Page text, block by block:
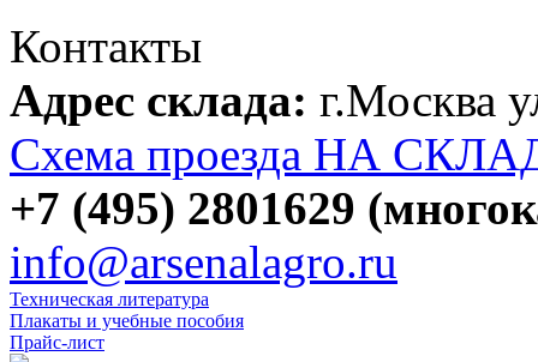
Контакты
Адрес склада: г.Москва
Схема проезда НА
+7 (495) 2801629
info@arsenalagro.ru
Техническая литература
Плакаты и учебные пособия
Прайс-лист